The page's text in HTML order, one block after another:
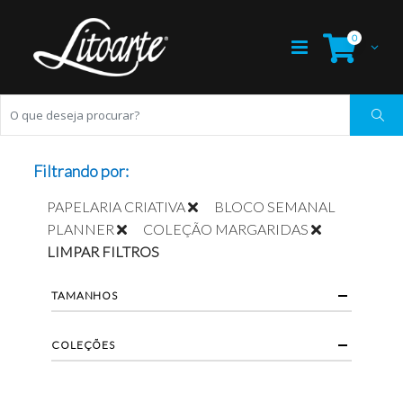
0
Filtrando por:
PAPELARIA CRIATIVA
BLOCO SEMANAL
PLANNER
COLEÇÃO MARGARIDAS
LIMPAR FILTROS
TAMANHOS
COLEÇÕES